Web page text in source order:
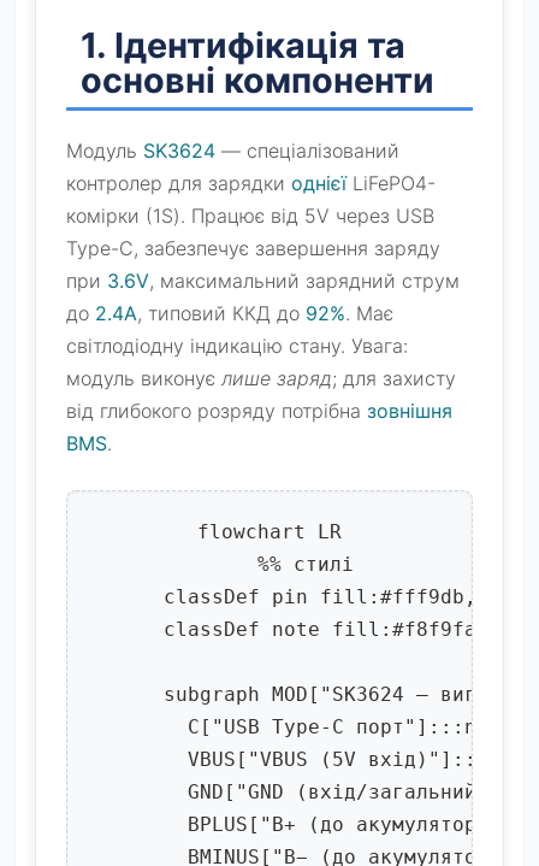
1. Ідентифікація та
основні компоненти
Модуль SK3624 — спеціалізований
контролер для зарядки однієїLiFePO4-
комірки (1S). Працює від 5V через USB
Type-C, забезпечує завершення заряду
при 3.6V, максимальний зарядний струм
до 2.4A, типовий ККД до 92%. Має
світлодіодну індикацію стану. Увага:
модуль виконуєлише заряд; для захисту
від глибокого розряду потрібна зовнішня
BMS.
flowchart LR
      %% стилі
classDef pin
classDef note
subgraph MOD["SK3624 — вигляд
        C["USB Type-C порт"]:::note
        VBUS["VBUS (5V вхід)"]:::pin
GND["GND (вхід/
BPLUS["B+ (до акумулятора
BMINUS["B− (до акумулятора